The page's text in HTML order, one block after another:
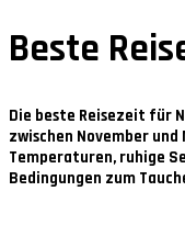
Beste
Die beste Reisezeit für
zwischen November und
Temperaturen, ruhige
Bedingungen zum